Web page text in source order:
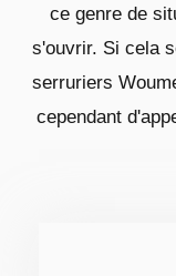
ce genre de
s'ouvrir. Si cela
serruriers
cependant